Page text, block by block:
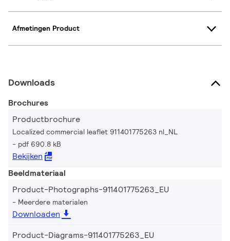
Afmetingen Product
Downloads
Brochures
Productbrochure
Localized commercial leaflet 911401775263 nl_NL
pdf 690.8 kB
Bekijken
Beeldmateriaal
Product-Photographs-911401775263_EU
Meerdere materialen
Downloaden
Product-Diagrams-911401775263_EU